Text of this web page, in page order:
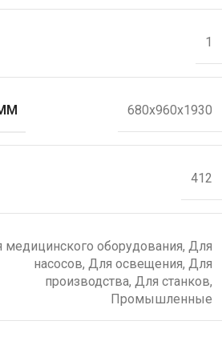
1
680х960х1930
412
медицинского оборудования, Для
насосов, Для освещения, Для
производства, Для станков,
Промышленные